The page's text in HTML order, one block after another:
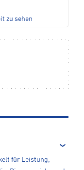
zu sehen
für Leistung,